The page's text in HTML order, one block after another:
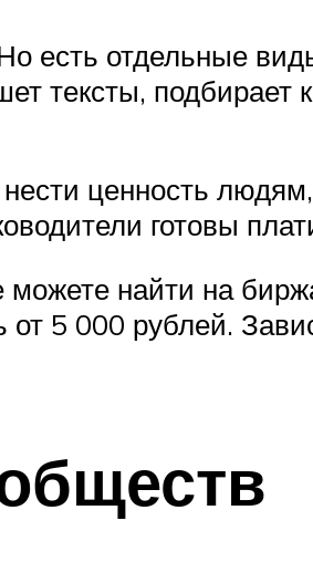
есть отдельные
тексты, подбирает
ценность
готовы
найти на
5 000 рублей.